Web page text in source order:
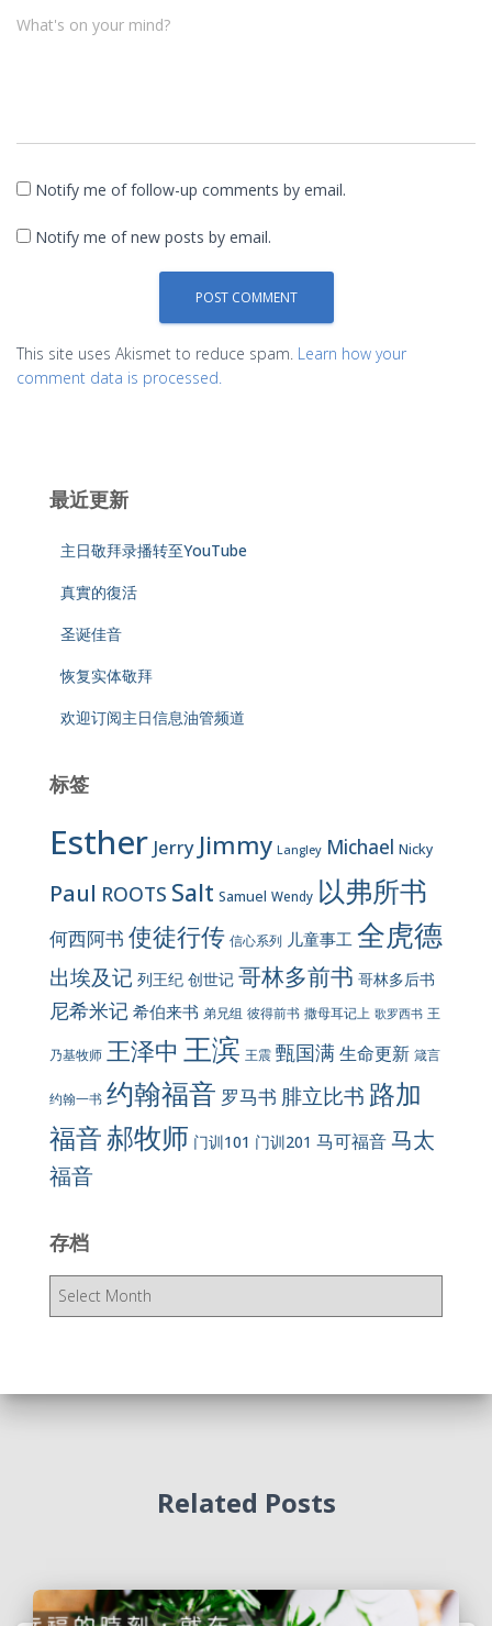
What's on your mind?
Notify me of follow-up comments by email.
Notify me of new posts by email.
This site uses Akismet to reduce spam. Learn how your
comment data is processed.
最近更新
主日敬拜录播转至YouTube
真實的復活
圣诞佳音
恢复实体敬拜
欢迎订阅主日信息油管频道
标签
Esther Jerry Jimmy Langley Michael Nicky
Paul ROOTS Salt Samuel Wendy 以弗所书
何西阿书 使徒行传 信心系列 儿童事工 全虎德
出埃及记 列王纪 创世记 哥林多前书 哥林多后书
尼希米记 希伯来书 弟兄组 彼得前书 撒母耳记上 歌罗西书 王
乃基牧师 王泽中 王滨 王震 甄国满生命更新 箴言
约翰一书 约翰福音 罗马书 腓立比书 路加
福音郝牧师 门训101 门训201 马可福音马太
福音
存档
存
Related Posts